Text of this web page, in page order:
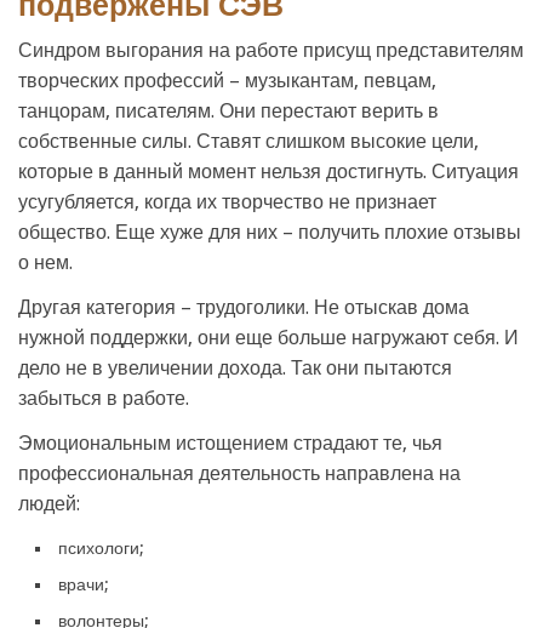
Синдром выгорания на работе присущ представителям
творческих профессий – музыкантам, певцам,
танцорам, писателям. Они перестают верить в
собственные силы. Ставят слишком высокие цели,
которые в данный момент нельзя достигнуть. Ситуация
усугубляется, когда их творчество не признает
общество. Еще хуже для них – получить плохие отзывы
о нем.
Другая категория – трудоголики. Не отыскав дома
нужной поддержки, они еще больше нагружают себя. И
дело не в увеличении дохода. Так они пытаются
забыться в работе.
Эмоциональным истощением страдают те, чья
профессиональная деятельность направлена на
людей:
психологи;
врачи;
волонтеры;